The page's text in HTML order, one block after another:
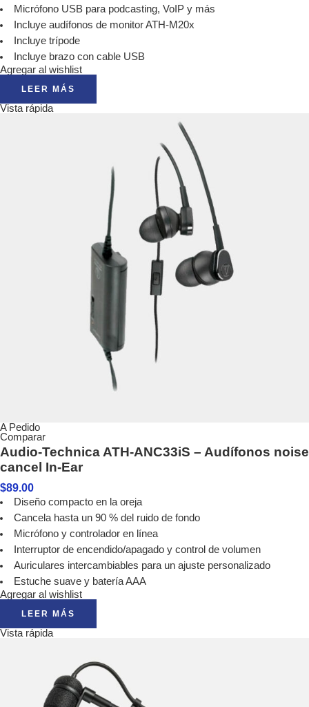
Micrófono USB para podcasting, VoIP y más
Incluye audífonos de monitor ATH-M20x
Incluye trípode
Incluye brazo con cable USB
Agregar al wishlist
LEER MÁS
Vista rápida
A Pedido
Comparar
Audio-Technica ATH-ANC33iS – Audífonos noise
cancel In-Ear
$89.00
Diseño compacto en la oreja
Cancela hasta un 90 % del ruido de fondo
Micrófono y controlador en línea
Interruptor de encendido/apagado y control de volumen
Auriculares intercambiables para un ajuste personalizado
Estuche suave y batería AAA
Agregar al wishlist
LEER MÁS
Vista rápida